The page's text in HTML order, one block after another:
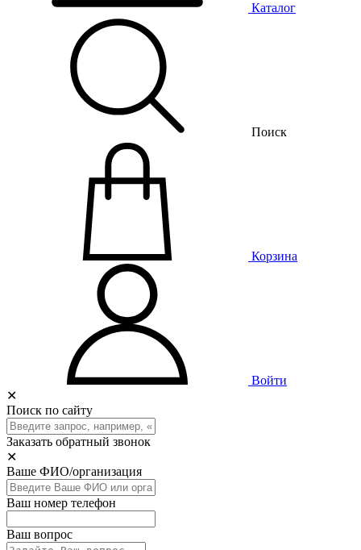
Каталог
Поиск
Корзина
Войти
✕
Поиск по сайту
Заказать обратный звонок
✕
Ваше ФИО/организация
Ваш номер телефон
Ваш вопрос